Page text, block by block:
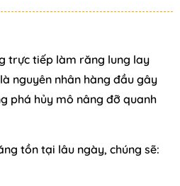
trực tiếp làm răng lung lay
nguyên nhân hàng đầu gây
phá hủy mô nâng đỡ quanh
tồn tại lâu ngày, chúng sẽ: